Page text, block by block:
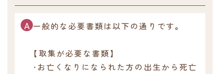
一般的な必要書類は以下の通りです。
【取集が必要な書類】
・お亡くなりになられた方の出生から死亡